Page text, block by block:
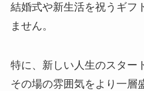
結婚式や新生活を祝うギフ
ません。
特に、新しい人生のスター
その場の雰囲気をより一層